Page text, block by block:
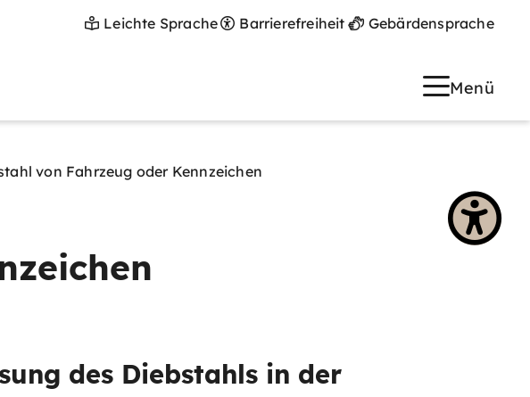
Leichte Sprache Barrierefreiheit Gebärdensprache
Menü
von Fahrzeug oder Kennzeichen
des Diebstahls in der